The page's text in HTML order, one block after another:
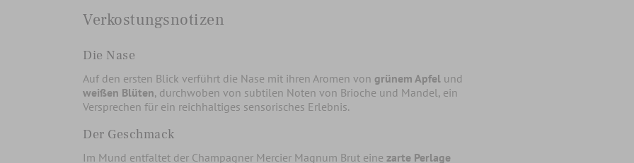
Verkostungsnotizen
Die Nase
Auf den ersten Blick verführt die Nase mit ihren Aromen von grünem Apfel und
weißen Blüten, durchwoben von subtilen Noten von Brioche und Mandel, ein
Versprechen für ein reichhaltiges sensorisches Erlebnis.
Der Geschmack
Im Mund entfaltet der Champagner Mercier Magnum Brut eine zarte Perlage